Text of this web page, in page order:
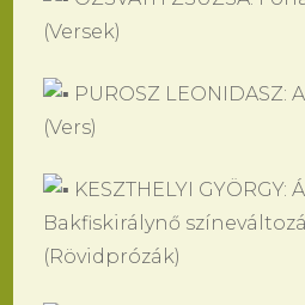
(Versek)
PUROSZ LEONIDASZ:
(Vers)
KESZTHELYI
Bakfiskirálynő
(Rövidprózák)